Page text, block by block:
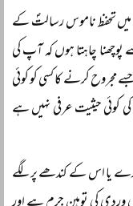
تحفظ ناموس رسالتؐ کے
چاہتا ہوں کہ آپ کی
کرنے کا کسی کو کوئی
کوئی حیثیت عرفی نہیں ہے
یا اس کے کندھے پر لگے